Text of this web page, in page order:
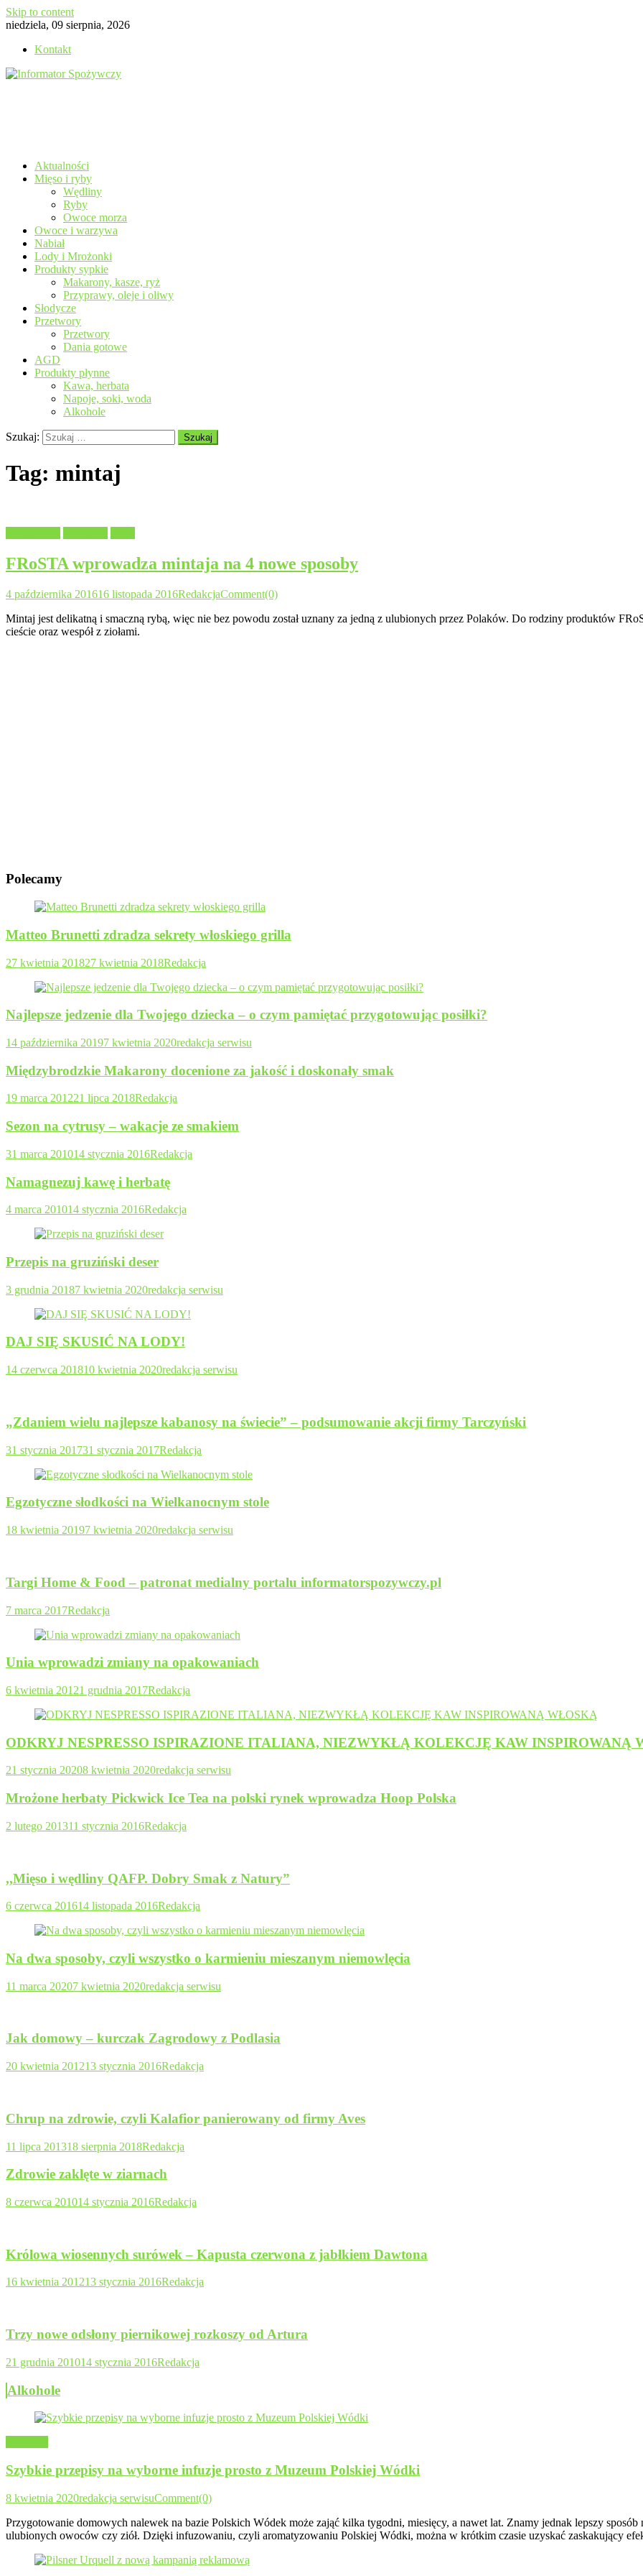
Skip to content
niedziela, 09 sierpnia, 2026
Kontakt
Aktualności
Mięso i ryby
Wędliny
Ryby
Owoce morza
Owoce i warzywa
Nabiał
Lody i Mrożonki
Produkty sypkie
Makarony, kasze, ryż
Przyprawy, oleje i oliwy
Słodycze
Przetwory
Przetwory
Dania gotowe
AGD
Produkty płynne
Kawa, herbata
Napoje, soki, woda
Alkohole
Szukaj:
Tag: mintaj
FRoSTA wprowadza mintaja na 4 nowe sposoby
4 października 201616 listopada 2016RedakcjaComment(0)
Mintaj jest delikatną i smaczną rybą, więc nie bez powodu został uznany za jedną z ulubionych przez Polaków. Do rodziny produktów
cieście oraz wespół z ziołami.
Polecamy
Matteo Brunetti zdradza sekrety włoskiego grilla
27 kwietnia 201827 kwietnia 2018Redakcja
Najlepsze jedzenie dla Twojego dziecka – o czym pamiętać przygotowując posiłki?
14 października 20197 kwietnia 2020redakcja serwisu
Międzybrodzkie Makarony docenione za jakość i doskonały smak
19 marca 201221 lipca 2018Redakcja
Sezon na cytrusy – wakacje ze smakiem
31 marca 201014 stycznia 2016Redakcja
Namagnezuj kawę i herbatę
4 marca 201014 stycznia 2016Redakcja
Przepis na gruziński deser
3 grudnia 20187 kwietnia 2020redakcja serwisu
DAJ SIĘ SKUSIĆ NA LODY!
14 czerwca 201810 kwietnia 2020redakcja serwisu
„Zdaniem wielu najlepsze kabanosy na świecie” – podsumowanie akcji firmy Tarczyński
31 stycznia 201731 stycznia 2017Redakcja
Egzotyczne słodkości na Wielkanocnym stole
18 kwietnia 20197 kwietnia 2020redakcja serwisu
Targi Home & Food – patronat medialny portalu informatorspozywczy.pl
7 marca 2017Redakcja
Unia wprowadzi zmiany na opakowaniach
6 kwietnia 20121 grudnia 2017Redakcja
ODKRYJ NESPRESSO ISPIRAZIONE ITALIANA, NIEZWYKŁĄ KOLEKCJĘ KAW INSPIROWANĄ
21 stycznia 20208 kwietnia 2020redakcja serwisu
Mrożone herbaty Pickwick Ice Tea na polski rynek wprowadza Hoop Polska
2 lutego 201311 stycznia 2016Redakcja
,,Mięso i wędliny QAFP. Dobry Smak z Natury”
6 czerwca 201614 listopada 2016Redakcja
Na dwa sposoby, czyli wszystko o karmieniu mieszanym niemowlęcia
11 marca 20207 kwietnia 2020redakcja serwisu
Jak domowy – kurczak Zagrodowy z Podlasia
20 kwietnia 201213 stycznia 2016Redakcja
Chrup na zdrowie, czyli Kalafior panierowany od firmy Aves
11 lipca 201318 sierpnia 2018Redakcja
Zdrowie zaklęte w ziarnach
8 czerwca 201014 stycznia 2016Redakcja
Królowa wiosennych surówek – Kapusta czerwona z jabłkiem Dawtona
16 kwietnia 201213 stycznia 2016Redakcja
Trzy nowe odsłony piernikowej rozkoszy od Artura
21 grudnia 201014 stycznia 2016Redakcja
Alkohole
Szybkie przepisy na wyborne infuzje prosto z Muzeum Polskiej Wódki
8 kwietnia 2020redakcja serwisuComment(0)
Przygotowanie domowych nalewek na bazie Polskich Wódek może zająć kilka tygodni, miesięcy, a nawet lat. Znamy jednak lepszy
ulubionych owoców czy ziół. Dzięki infuzowaniu, czyli aromatyzowaniu Polskiej Wódki, można w krótkim czasie uzyskać zaskakujący